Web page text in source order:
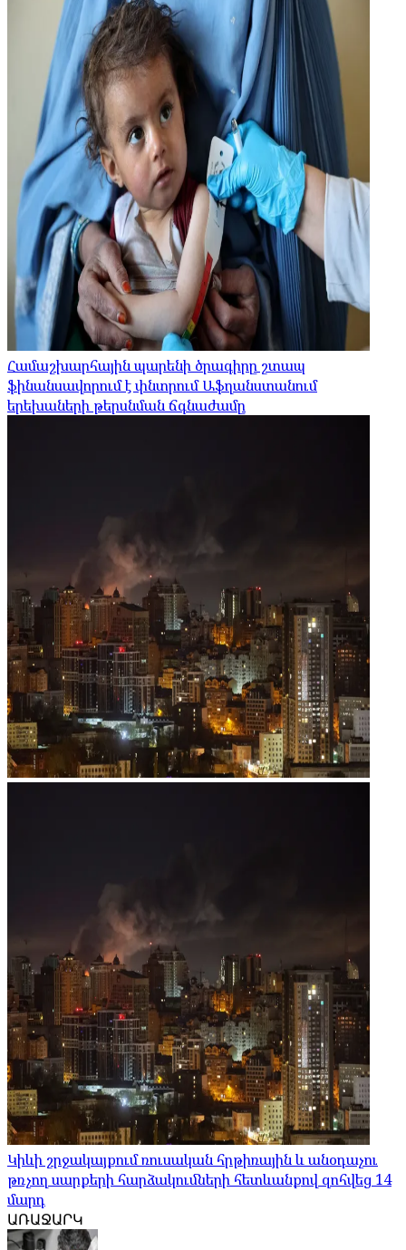
Համաշխարհային պարենի ծրագիրը շտապ
ֆինանսավորում է փնտրում Աֆղանստանում
երեխաների թերսնման ճգնաժամը
Կիևի շրջակայքում ռուսական հրթիռային և անօդաչու
թռչող սարքերի հարձակումների հետևանքով զոհվեց 14
մարդ
ԱՌԱՋԱՐԿ